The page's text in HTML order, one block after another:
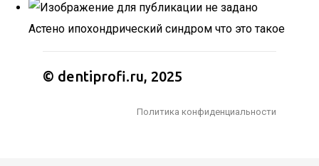
Астено ипохондрический синдром что это такое
© dentiprofi.ru, 2025
Политика конфиденциальности